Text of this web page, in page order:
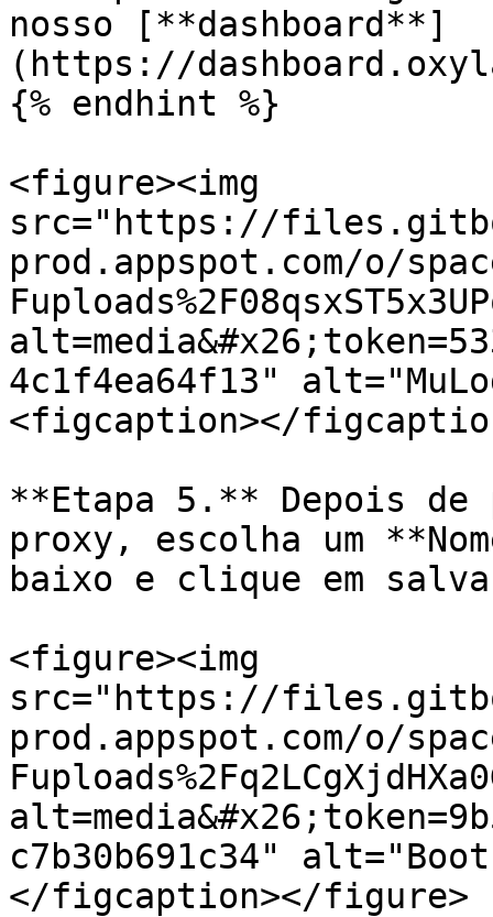
nosso [**dashboard**]
(https://
{% endhint %}
<figure><img
src="https://
prod.appspot.com/o/
4c1f4ea64f13"
<figcaption></
**Etapa 5.** Depois de
proxy, escolha um
baixo e clique em
<figure><img
src="https://
prod.appspot.com/o/
c7b30b691c34"
</figcaption></figure>